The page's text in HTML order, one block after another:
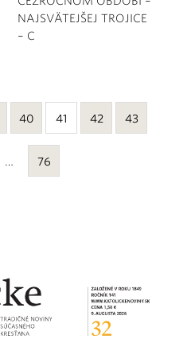
NAJSVÄTEJŠEJ TROJICE
– C
40 41 42 43
… 76